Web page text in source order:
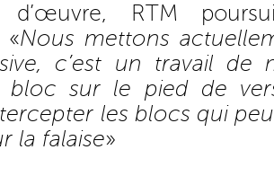
RTM
«Nous mettons
c’est un travail de
bloc sur le pied de
les blocs qui
la falaise»